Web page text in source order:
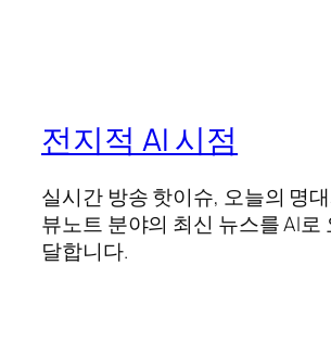
전지적 AI 시점
실시간 방송 핫이슈, 오늘의 명
뷰노트 분야의 최신 뉴스를 AI로
달합니다.